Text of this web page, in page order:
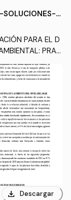
SOLUCIONES-A
PARA EL D
PRAC
PROBLEMA
download Descargar